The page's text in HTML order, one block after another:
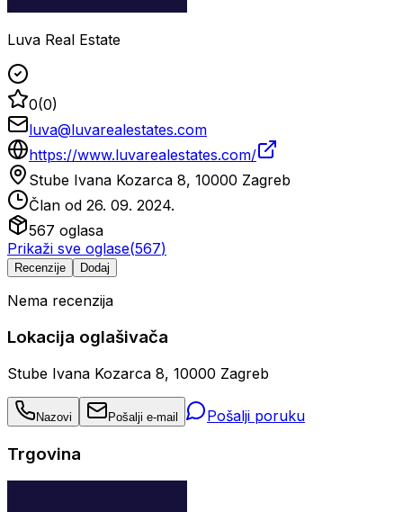
Luva Real Estate
0(0)
luva@luvarealestates.com
https://www.luvarealestates.com/
Stube Ivana Kozarca 8, 10000 Zagreb
Član od 26. 09. 2024.
567 oglasa
Prikaži sve oglase(567)
Recenzije Dodaj
Nema recenzija
Lokacija oglašivača
Stube Ivana Kozarca 8, 10000 Zagreb
Nazovi Pošalji e-mail Pošalji poruku
Trgovina